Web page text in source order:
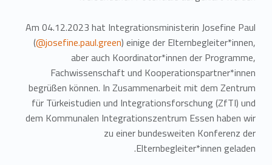
Am 04.12.2023 hat Integrationsministerin Josefine Paul
(@josefine.paul.green) einige der Elternbegleiter*innen,
aber auch Koordinator*innen der Programme,
Fachwissenschaft und Kooperationspartner*innen
begrüßen können. In Zusammenarbeit mit dem Zentrum
für Türkeistudien und Integrationsforschung (ZfTI) und
dem Kommunalen Integrationszentrum Essen haben wir
zu einer bundesweiten Konferenz der
Elternbegleiter*innen geladen.